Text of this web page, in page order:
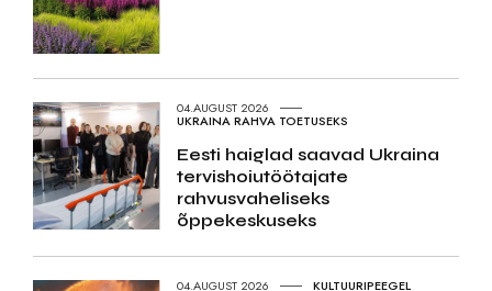
04.AUGUST 2026
UKRAINA RAHVA TOETUSEKS
Eesti haiglad saavad Ukraina
tervishoiutöötajate
rahvusvaheliseks
õppekeskuseks
04.AUGUST 2026 KULTUURIPEEGEL